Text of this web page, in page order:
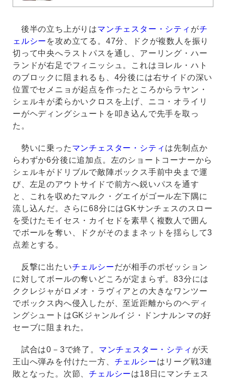
後半の立ち上がりはマンチェスター・シティ がチ
ェルシー を攻め立てる。47分、ドクが複数人を振り
切って中央へラストパスを通し、アーリング・ハー
ランドが右足でフィニッシュ。これはヨレル・ハト
のブロックに阻まれるも、4分後には右サイドの深い
位置でセメニョが起点を作ったところからラヤン・
シェルキが柔らかいクロスを上げ、ニコ・オライリ
ーがヘディングシュートを叩き込んで先手を取っ
た。
勢いに乗った マンチェスター・シティ は先制点か
らわずか6分後に追加点。左のショートコーナーから
シェルキがドリブルで敵陣ボックス手前中央まで運
び、左足のアウトサイドで前方へ鋭いパスを通す
と、これを収めたマルク・グエイがゴール左下隅に
流し込んだ。さらに68分にはGKサンチェスのスロー
を受けたモイセス・カイセドを素早く複数人で囲ん
でボールを奪い、ドクがそのままネットを揺らして3
点差とする。
反撃に出たいチェルシーだが相手のポゼッション
に対してボールの奪いどころが定まらず。83分には
ククレジャがロメオ・ラヴィアとの大きなワンツー
でボックス内へ侵入したが、至近距離からのヘディ
ングシュートはGKジャンルイジ・ドンナルンマの好
セーブに阻まれた。
試合は0－3で終了。 マンチェスター・シティ が天
王山へ弾みを付けた一方、 チェルシーはリーグ戦3連
敗となった。次節、チェルシーは18日にマンチェス